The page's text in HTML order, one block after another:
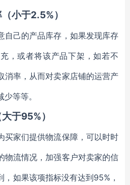
小于2.5%）
自己的产品库存，如果发现库存
，或者将该产品下架，如若不
消率，从而对卖家店铺的运营产
等等。
于95%）
买家们提供物流保障，可以时时
物流情况，加强客户对卖家的信
如果该项指标没有达到95%，